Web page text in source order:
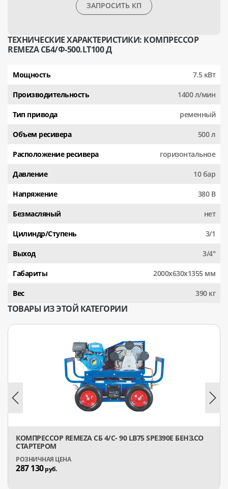
ЗАПРОСИТЬ КП
ТЕХНИЧЕСКИЕ ХАРАКТЕРИСТИКИ: КОМПРЕССОР
REMEZA СБ4/Ф-500.LT100 Д
Мощность 7.5 кВт
Производительность 1400 л/мин
Тип привода ременный
Объем ресивера 500 л
Расположение ресивера горизонтальное
Давление 10 бар
Напряжение 380 В
Безмасляный нет
Цилиндр/Ступень 3/1
Выход 3/4"
Габариты 2000х630х1355 мм
Вес 390 кг
ТОВАРЫ ИЗ ЭТОЙ КАТЕГОРИИ
КОМПРЕССОР REMEZA СБ 4/С- 90 LB75 SPE390E БЕНЗ.СО
СТАРТЕРОМ
287 130руб.